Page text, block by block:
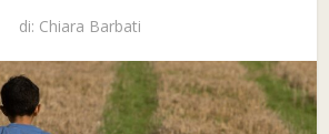
di: Chiara Barbati